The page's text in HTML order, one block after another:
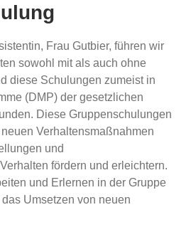
Frau Gutbier, führen wir
sowohl mit als auch ohne
diese Schulungen zumeist in
(DMP) der gesetzlichen
Diese Gruppenschulungen
Verhaltensmaßnahmen
und
fördern und erleichtern.
und Erlernen in der Gruppe
Umsetzen von neuen